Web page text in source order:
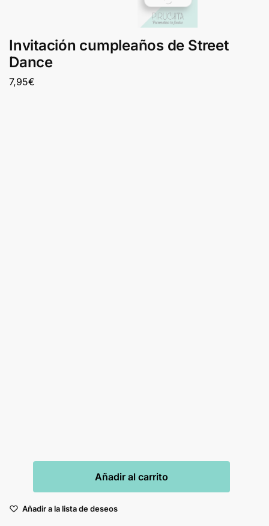
Invitación cumpleaños de Street
Dance
7,95€
Añadir al carrito
Añadir a la lista de deseos